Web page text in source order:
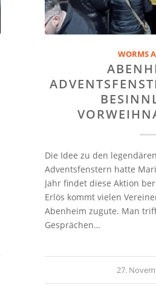
WORMS
Die Idee zu den
Adventsfenstern hatte
Jahr findet diese Aktion
Erlös kommt vielen
Abenheim zugute. Man
Gesprächen…
27.